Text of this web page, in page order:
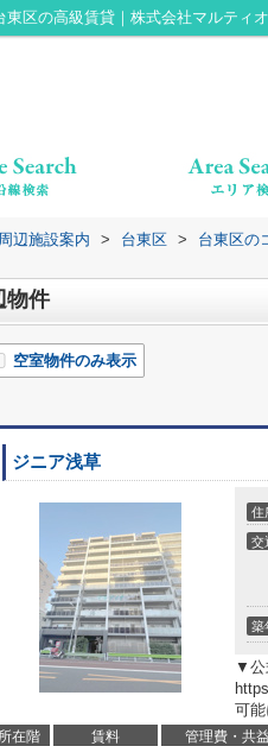
区の高級賃貸｜株式会社マルティオ
周辺施設案内 > 台東区 > 台東区の
物件
空室物件のみ表示
ジニア浅草
住
交
築
▼公
可
所在階 賃料 管理費・共